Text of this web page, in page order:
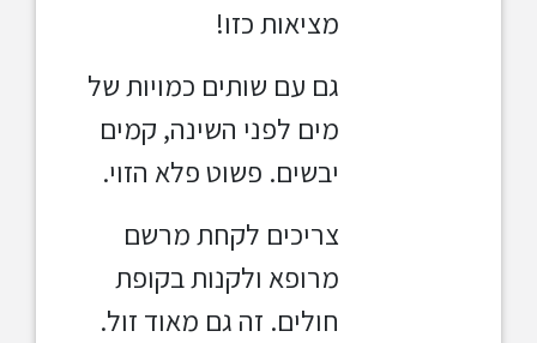
מציאות כזו!
גם עם שותים כמויות של
מים לפני השינה, קמים
יבשים. פשוט פלא הזוי.
צריכים לקחת מרשם
מרופא ולקנות בקופת
חולים. זה גם מאוד זול.